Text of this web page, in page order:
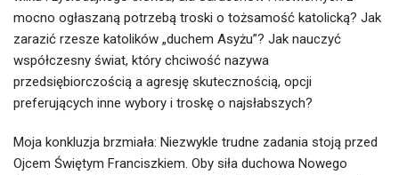
mocno ogłaszaną potrzebą troski o tożsamość katolicką? Jak
zarazić rzesze katolików „duchem Asyżu”? Jak nauczyć
współczesny świat, który chciwość nazywa
przedsiębiorczością a agresję skutecznością, opcji
preferujących inne wybory i troskę o najsłabszych?
Moja konkluzja brzmiała: Niezwykle trudne zadania stoją przed
Ojcem Świętym Franciszkiem. Oby siła duchowa Nowego